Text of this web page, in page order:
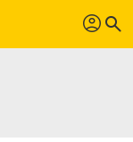
profil search